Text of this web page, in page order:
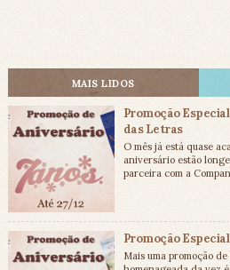
MAIS LIDOS
Promoção
das Letras
O mês já está quase
aniversário estão
parceira com a
Promoção
Mais uma promoção